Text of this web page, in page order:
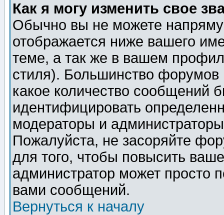
Как я могу изменить свое
Обычно вы не можете
отображается ниже вашего
теме, а так же в вашем
стиля). Большинство форумов
какое количество сообщений
идентифицировать
модераторы и
Пожалуйста, не засоряйте
для того, чтобы повысить
администратор может просто
вами сообщений.
Вернуться к началу